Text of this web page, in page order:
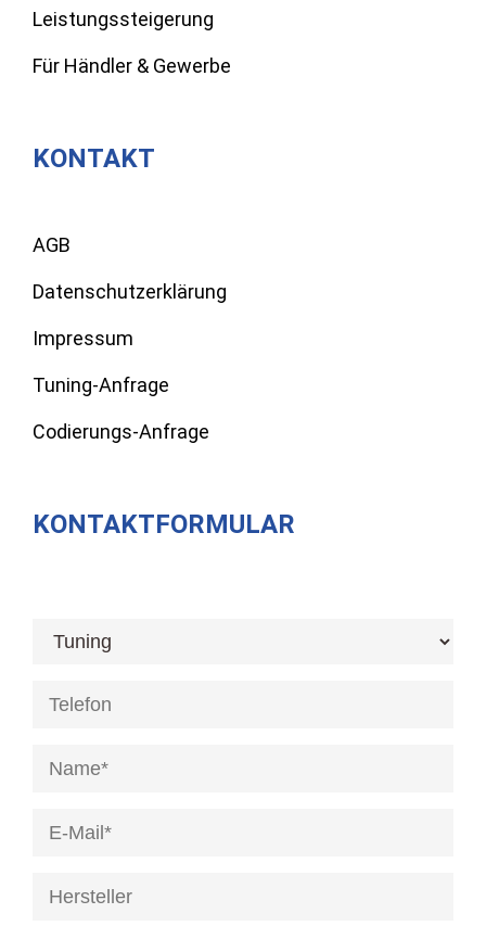
Leistungssteigerung
Für Händler & Gewerbe
KONTAKT
AGB
Datenschutzerklärung
Impressum
Tuning-Anfrage
Codierungs-Anfrage
KONTAKTFORMULAR